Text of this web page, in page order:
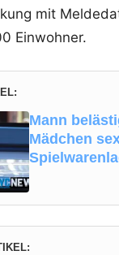
mit
Einwohner.
Mann
Mädchen